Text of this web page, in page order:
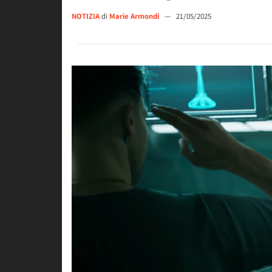
NOTIZIAdi Marie Armondi — 21/05/2025